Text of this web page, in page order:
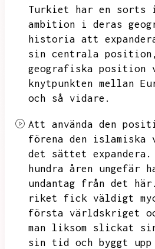
Turkiet har en sorts
ambition i deras
historia att
sin centrala position,
geografiska position
knytpunkten mellan
och så vidare.
Att använda den
förena den islamiska
det sättet expandera.
hundra åren
undantag från det här.
riket fick väldigt
första världskriget
man liksom slickat
sin tid och byggt